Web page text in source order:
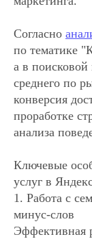
Согласно
по тематике
а в
среднего по
конверсия
проработке
анализа
Ключевые
услуг в
1. Работа с
минус-слов
Эффективная